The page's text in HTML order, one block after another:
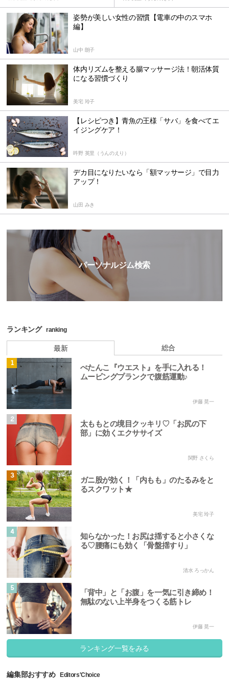
姿勢が美しい女性の習慣【電車の中のスマホ
編】
山中 朗子
体内リズムを整える腸マッサージ法！朝活体質
になる習慣づくり
美宅 玲子
【レシピつき】青魚の王様「サバ」を食べてエ
イジングケア！
吽野 英里（うんのえり）
デカ目になりたいなら「額マッサージ」で目力
アップ！
山田 みき
パーソナルジム検索
ランキング ranking
最新 総合
1
ぺたんこ『ウエスト』を手に入れる！
ムービングプランクで腹筋運動♪
伊藤 晃一
2
太ももとの境目クッキリ♡「お尻の下
部」に効くエクササイズ
関野 さくら
3
ガニ股が効く！「内もも」のたるみをと
るスクワット★
美宅 玲子
4
知らなかった！お尻は揺すると小さくな
る♡腰痛にも効く「骨盤揺すり」
清水 ろっかん
5
「背中」と「お腹」を一気に引き締め！
無駄のない上半身をつくる筋トレ
伊藤 晃一
ランキング一覧をみる
編集部おすすめ Editors'Choice